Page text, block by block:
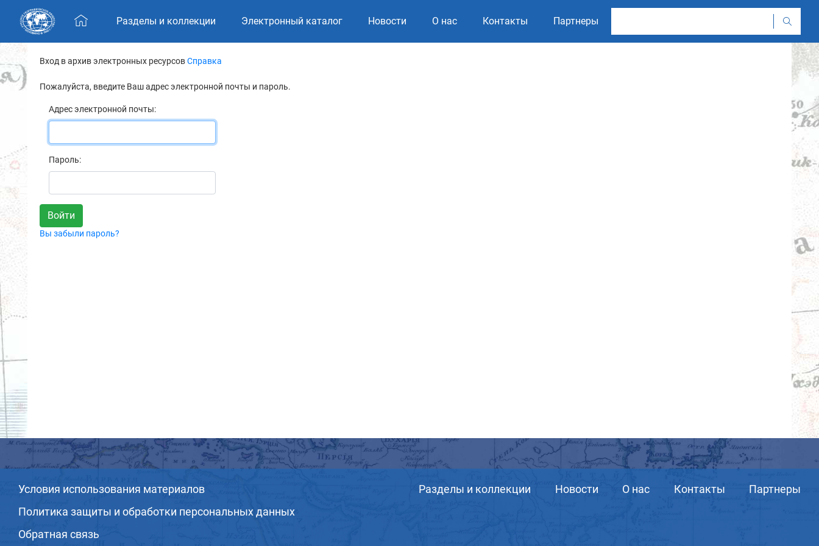
Skip navigation
Разделы и коллекции Электронный каталог Новости О нас Контакты Партнеры
Вход в архив электронных ресурсовСправка
Пожалуйста, введите Ваш адрес электронной почты и пароль.
Адрес электронной почты:
Пароль:
Вы забыли пароль?
Условия использования материалов
Политика защиты и обработки персональных данных
Обратная связь
Разделы и коллекции Новости О нас Контакты Партнеры